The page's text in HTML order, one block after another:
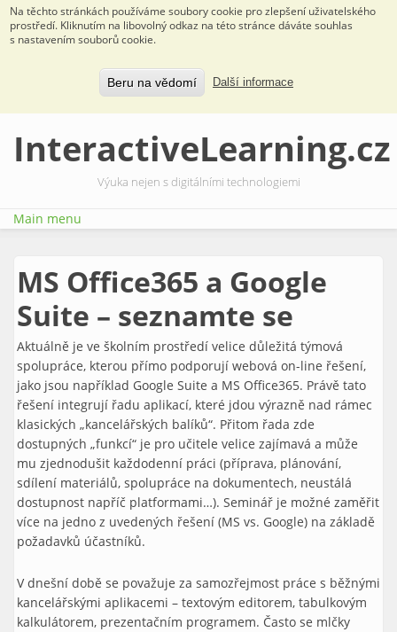
Na těchto stránkách používáme soubory cookie pro zlepšení uživatelského
prostředí. Kliknutím na libovolný odkaz na této stránce dáváte souhlas
s nastavením souborů cookie.
Beru na vědomí Další informace
InteractiveLearning.cz
Výuka nejen s digitálními technologiemi
Main menu
MS Office365 a Google
Suite – seznamte se
Aktuálně je ve školním prostředí velice důležitá týmová
spolupráce, kterou přímo podporují webová on-line řešení,
jako jsou například Google Suite a MS Office365. Právě tato
řešení integrují řadu aplikací, které jdou výrazně nad rámec
klasických „kancelářských balíků“. Přitom řada zde
dostupných „funkcí“ je pro učitele velice zajímavá a může
mu zjednodušit každodenní práci (příprava, plánování,
sdílení materiálů, spolupráce na dokumentech, neustálá
dostupnost napříč platformami…). Seminář je možné zaměřit
více na jedno z uvedených řešení (MS vs. Google) na základě
požadavků účastníků.
V dnešní době se považuje za samozřejmost práce s běžnými
kancelářskými aplikacemi – textovým editorem, tabulkovým
kalkulátorem, prezentačním programem. Často se mlčky